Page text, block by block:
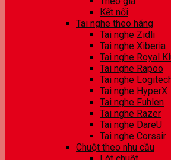
Kết nối
Tai nghe theo hãng
Tai nghe Zidli
Tai nghe Xiberia
Tai nghe Royal
Tai nghe Rapoo
Tai nghe
Tai nghe HyperX
Tai nghe Fuhlen
Tai nghe Razer
Tai nghe DareU
Tai nghe Corsair
Chuột theo nhu cầu